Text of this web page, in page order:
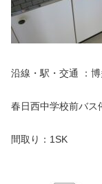
沿線・駅・交通 ：
春日西中学校前バス
間取り：1SK